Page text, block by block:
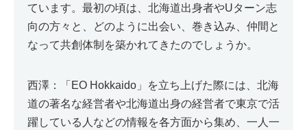
ています。最初の頃は、北海道出身者やUターン志
向の方々と、どのように出会い、巻き込み、仲間と
なって共創体制を築かれてきたのでしょうか。
西澤：「EO Hokkaido」を立ち上げた際には、北海
道の著名な経営者や北海道出身の経営者で東京で活
躍している人などの情報を各方面から集め、一人一